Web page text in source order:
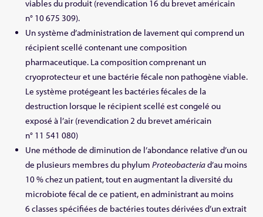
viables du produit (revendication 16 du brevet américain
n° 10 675 309).
Un système d’administration de lavement qui comprend un
récipient scellé contenant une composition
pharmaceutique. La composition comprenant un
cryoprotecteur et une bactérie fécale non pathogène viable.
Le système protégeant les bactéries fécales de la
destruction lorsque le récipient scellé est congelé ou
exposé à l’air (revendication 2 du brevet américain
n° 11 541 080)
Une méthode de diminution de l’abondance relative d’un ou
de plusieurs membres du phylumProteobacteriad’au moins
10 % chez un patient, tout en augmentant la diversité du
microbiote fécal de ce patient, en administrant au moins
6 classes spécifiées de bactéries toutes dérivées d’un extrait